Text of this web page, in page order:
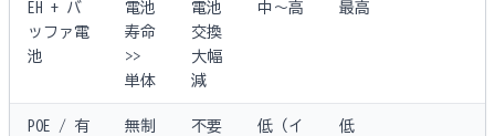
EH + バ
ッファ電
池
電池
寿命
>>
単体
電池
交換
大幅
減
中〜高 最高
POE / 有
無制
不要
低（イ
低